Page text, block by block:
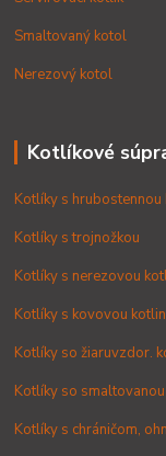
Smaltovaný kotol
Nerezový kotol
Kotlíkové
Kotlíky s
Kotlíky s trojnožkou
Kotlíky s nerezovou
Kotlíky s kovovou
Kotlíky so žiaruvzdor.
Kotlíky so
Kotlíky s chráničom,